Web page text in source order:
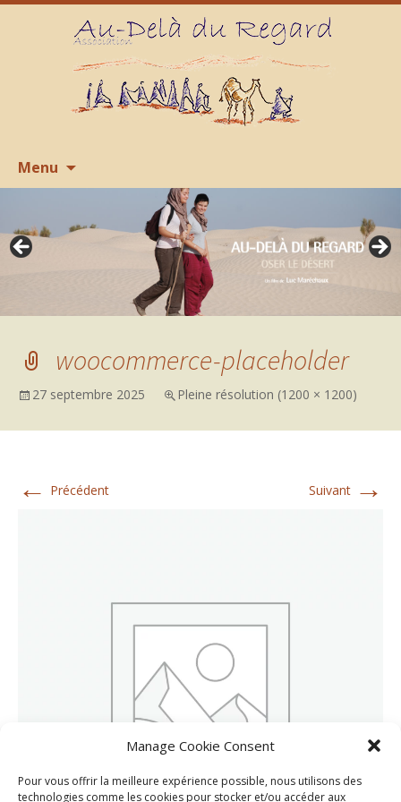
Manage Cookie Consent
Pour vous offrir la meilleure expérience possible, nous utilisons des
technologies comme les cookies pour stocker et/ou accéder aux
Menu
contenu
woocommerce-placeholder
27 septembre 2025 Pleine résolution (1200 × 1200)
← Précédent Suivant →